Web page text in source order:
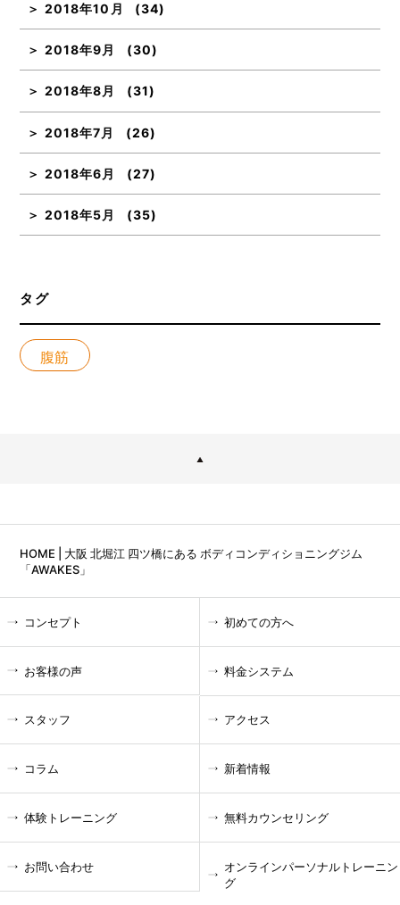
2018年10月 (34)
2018年9月 (30)
2018年8月 (31)
2018年7月 (26)
2018年6月 (27)
2018年5月 (35)
タグ
腹筋
HOME | 大阪 北堀江 四ツ橋にある ボディコンディショニングジム
「AWAKES」
コンセプト 初めての方へ
お客様の声 料金システム
スタッフ アクセス
コラム 新着情報
体験トレーニング 無料カウンセリング
お問い合わせ
オンラインパーソナルトレーニン
グ